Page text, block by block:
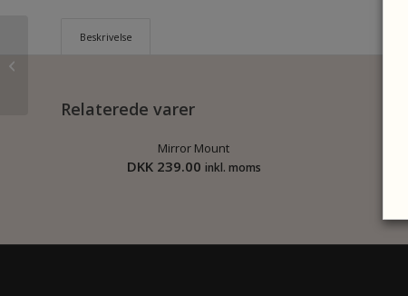
Beskrivelse
Relaterede varer
Mirror Mount
DKK 239.00 inkl. moms